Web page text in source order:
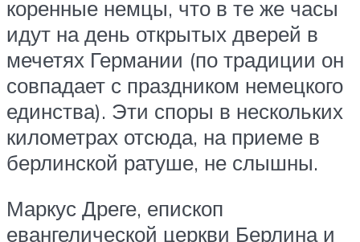
коренные немцы, что в те же часы
идут на день открытых дверей в
мечетях Германии (по традиции он
совпадает с праздником немецкого
единства). Эти споры в нескольких
километрах отсюда, на приеме в
берлинской ратуше, не слышны.
Маркус Дреге, епископ
евангелической церкви Берлина и